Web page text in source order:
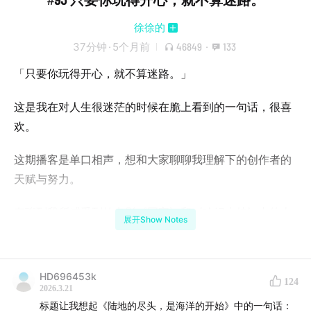
徐徐的
37分钟 · 5个月前 46849 · 133
「只要你玩得开心，就不算迷路。」
这是我在对人生很迷茫的时候在脆上看到的一句话，很喜
欢。
这期播客是单口相声，想和大家聊聊我理解下的创作者的
天赋与努力。
有聊到我所感受到的电影《国宝》和《哈姆内特》中的人
物和创作理念，也想和大家探讨天赋、执着、努力与幸运
但总而言之，希望我们每个人都可以在人生路上大声歌
展开Show Notes
HD696453k
2026.3.21
124
标题让我想起《陆地的尽头，是海洋的开始》中的一句话：